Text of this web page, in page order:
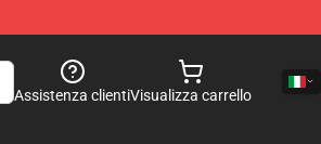
Assistenza clientiVisualizza carrello